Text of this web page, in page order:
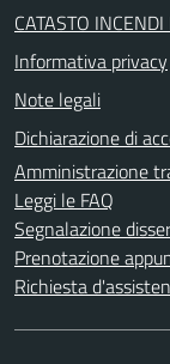
CATASTO
Informativa privacy
Note legali
Dichiarazione di
Amministrazione
Leggi le FAQ
Segnalazione
Prenotazione
Richiesta